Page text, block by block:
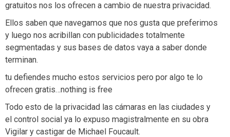
gratuitos nos los ofrecen a cambio de nuestra privacidad.
Ellos saben que navegamos que nos gusta que preferimos
y luego nos acribillan con publicidades totalmente
segmentadas y sus bases de datos vaya a saber donde
terminan.
tu defiendes mucho estos servicios pero por algo te lo
ofrecen gratis…nothing is free
Todo esto de la privacidad las cámaras en las ciudades y
el control social ya lo expuso magistralmente en su obra
Vigilar y castigar de Michael Foucault.